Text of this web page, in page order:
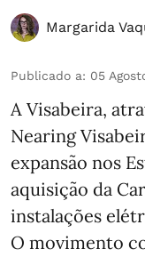
Margarida
Publicado a: 05
A Visabeira,
Nearing
expansão nos
aquisição da
instalações
O movimento